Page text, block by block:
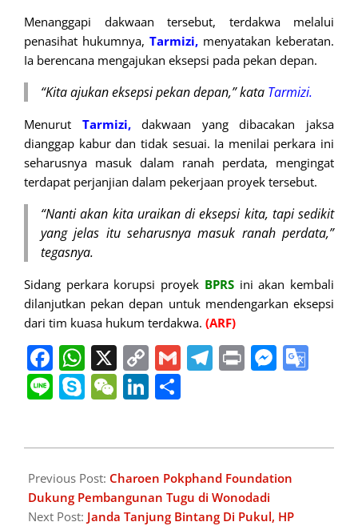
Menanggapi dakwaan tersebut, terdakwa melalui
penasihat hukumnya, Tarmizi, menyatakan keberatan.
Ia berencana mengajukan eksepsi pada pekan depan.
“Kita ajukan eksepsi pekan depan,” kata Tarmizi.
Menurut Tarmizi,dakwaan yang dibacakan jaksa
dianggap kabur dan tidak sesuai. Ia menilai perkara ini
seharusnya masuk dalam ranah perdata, mengingat
terdapat perjanjian dalam pekerjaan proyek tersebut.
“Nanti akan kita uraikan di eksepsi kita, tapi sedikit
yang jelas itu seharusnya masuk ranah perdata,”
tegasnya.
Sidang perkara korupsi proyek BPRSini akan kembali
dilanjutkan pekan depan untuk mendengarkan eksepsi
dari tim kuasa hukum terdakwa. (ARF)
Facebook
WhatsApp
X Copy
Link
GmailTelegram
Print
LineSkypeWeChat
LinkedIn
04-
28
Previous Post: Charoen Pokphand Foundation
Dukung Pembangunan Tugu di Wonodadi
Next Post: Janda Tanjung Bintang Di Pukul, HP